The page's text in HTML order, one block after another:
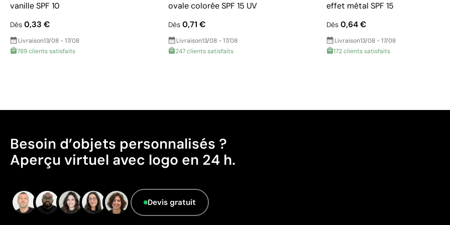
vanille SPF 10
Dès 0,33 €
Livraison13/08 - 17/08
789 clients satisfaits
ovale colorée SPF 15 UV
Dès0,71 €
Livraison13/08 - 17/08
247 clients satisfaits
effet métal SPF 15
Dès0,64 €
Livraison13/08 - 17/08
172 clients satisfaits
Besoin d’objets personnalisés ?
Aperçu virtuel avec logo en 24 h.
Devis gratuit